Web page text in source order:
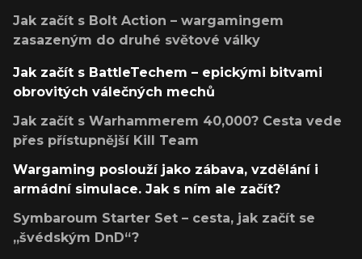
Jak začít s Bolt Action – wargamingem
zasazeným do druhé světové války
Jak začít s BattleTechem – epickými bitvami
obrovitých válečných mechů
Jak začít s Warhammerem 40,000? Cesta vede
přes přístupnější Kill Team
Wargaming poslouží jako zábava, vzdělání i
armádní simulace. Jak s ním ale začít?
Symbaroum Starter Set – cesta, jak začít se
„švédským DnD“?